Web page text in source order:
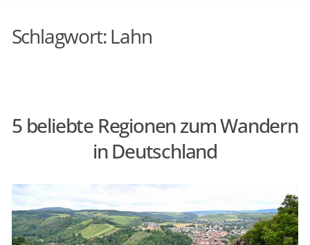
LÄNDER & REGIONEN
AKTIVREISEN & OUTDOOR
ÜBER PEOPLE ABROAD
Schlagwort:Lahn
5 beliebte Regionen zum Wandern
in Deutschland